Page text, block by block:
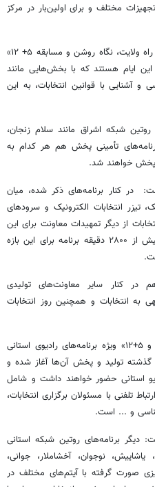
مختلف و برای اولین‌بار در مرکز
صفری افزود: برنامه های «انتخاب اصلح، راه ولایت، نگاه روشن و مسابقه ۵+ ۱۲»
این ایام هستند که با بخش‌هایی مانند
و آشنایی با قوانین انتخابات، به این
شبکه اشراق مانند سلام زنجان،
تأمینی پخش هم هر کدام به
پخش خواهند شد.
در کنار برنامه‌های ذکر شده، میان
تیزر انتخابات الکترونیک و سرودهای
مرتبط با انتخابات از دیگر تمهیدات معاونت برای این
هفته است. در مجموع معاونت سیما بیش از ۲۸۰۰ دقیقه برنامه برای این بازه
کنار سایر معاونت‌های تولیدی
به انتخابات و همچنین روز انتخابات
وی ادامه داد: برنامه‌های «فصل انتخاب و ۵+۱۲» ویژه برنامه‌های رادیوی استانی
گذشته تولید و پخش آن‌ها آغاز شده و
استانی حضور خواهند داشت و شامل
تلفنی با مسئولان برگزاری انتخابات،
و ... است.
برنامه‌های روتین شبکه استانی
نوجوان، آخشاملار، جوانی،
صورت گرفته با آیتم‌های مختلف در